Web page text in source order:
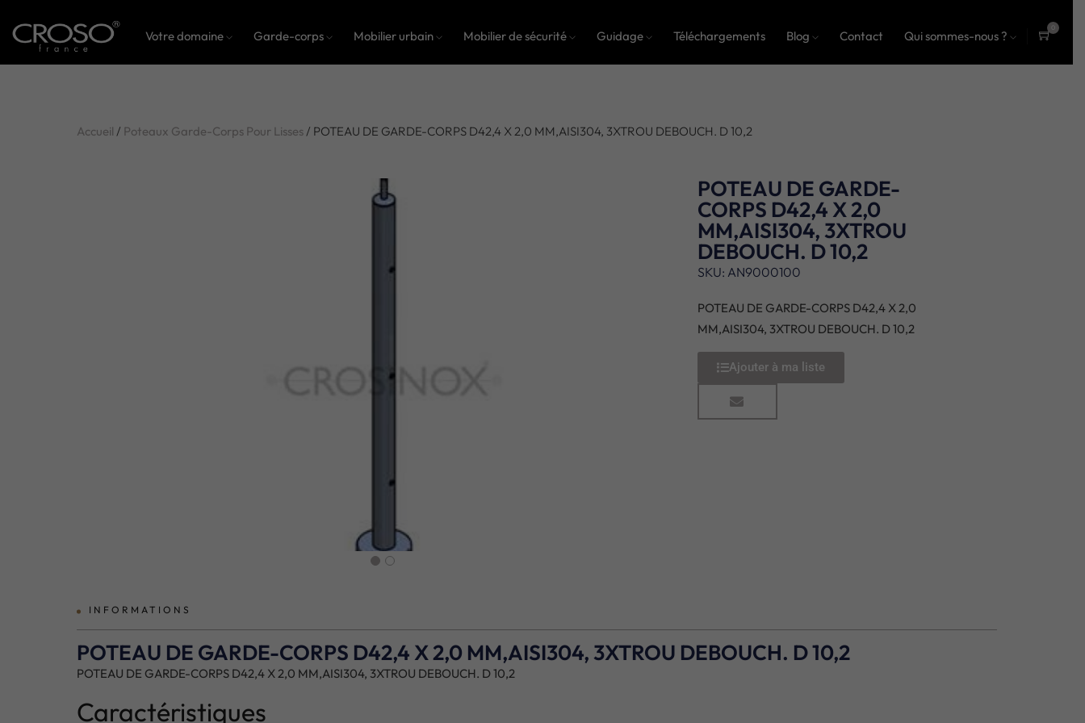
Votre domaine Garde-corps Mobilier urbain Mobilier de sécurité Guidage Téléchargements Blog Contact Qui sommes-nous ?
0
Accueil / Poteaux Garde-Corps Pour Lisses/ POTEAU DE GARDE-CORPS D42,4 X 2,0 MM,AISI304, 3XTROU DEBOUCH. D 10,2
POTEAU DE GARDE-
CORPS D42,4 X 2,0
MM,AISI304, 3XTROU
DEBOUCH. D 10,2
SKU: AN9000100
POTEAU DE GARDE-CORPS D42,4 X 2,0
MM,AISI304, 3XTROU DEBOUCH. D 10,2
Ajouter à ma liste
INFORMATIONS
POTEAU DE GARDE-CORPS D42,4 X 2,0 MM,AISI304, 3XTROU DEBOUCH. D 10,2
POTEAU DE GARDE-CORPS D42,4 X 2,0 MM,AISI304, 3XTROU DEBOUCH. D 10,2
Caractéristiques